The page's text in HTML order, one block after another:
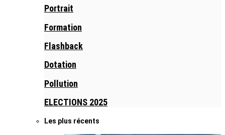
Portrait
Formation
Flashback
Dotation
Pollution
ELECTIONS 2025
Les plus récents